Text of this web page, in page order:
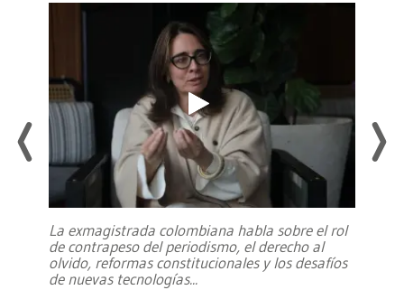
La exmagistrada colombiana habla sobre el rol
de contrapeso del periodismo, el derecho al
olvido, reformas constitucionales y los desafíos
de nuevas tecnologías...